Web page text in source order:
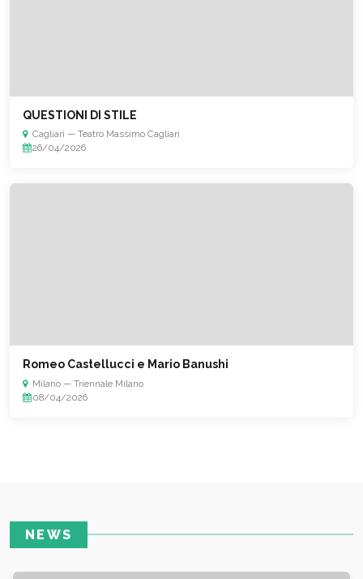
QUESTIONI DI STILE
Cagliari — Teatro Massimo Cagliari
26/04/2026
Romeo Castellucci e Mario Banushi
Milano — Triennale Milano
08/04/2026
NEWS